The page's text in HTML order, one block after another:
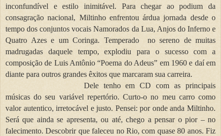
inconfundível e estilo inimitável. Para chegar ao podium da
consagração nacional, Miltinho enfrentou árdua jornada desde o
tempo dos conjuntos vocais Namorados da Lua, Anjos do Inferno e
Quatro Azes e um Coringa. Temperado
no sereno de muitas
madrugadas daquele tempo, explodiu para o sucesso com a
composição de Luis Antônio “Poema do Adeus” em 1960 e daí em
diante para outros grandes êxitos que marcaram sua carreira.
Dele tenho em CD com as principais
músicas do seu variável repertório. Curto-o no meu carro como
valor autentico, irretocável e justo. Pensei: por onde anda Miltinho.
Será que ainda se apresenta, ou até, chego a pensar o pior – no
falecimento. Descobrir que faleceu no Rio, com quase 80 anos. Fiz